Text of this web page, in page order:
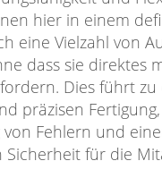
hier in einem
eine Vielzahl von
dass sie direktes
Dies führt zu
präzisen
von Fehlern und
Sicherheit für die